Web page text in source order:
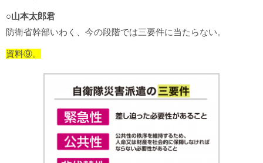
○山本太郎君
防衛省幹部いわく、今の段階では三要件に当たらない。
資料⑨。